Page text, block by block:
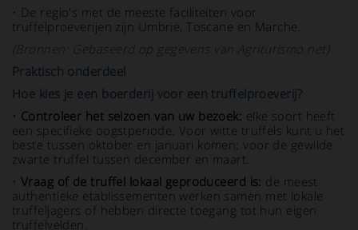
• De regio's met de meeste faciliteiten voor
truffelproeverijen zijn Umbrië, Toscane en Marche.
(Bronnen: Gebaseerd op gegevens van Agriturismo.net)
Praktisch onderdeel
Hoe kies je een boerderij voor een truffelproeverij?
• Controleer het seizoen van uw bezoek: elke soort heeft
een specifieke oogstperiode. Voor witte truffels kunt u het
beste tussen oktober en januari komen; voor de gewilde
zwarte truffel tussen december en maart.
• Vraag of de truffel lokaal geproduceerd is: de meest
authentieke etablissementen werken samen met lokale
truffeljagers of hebben directe toegang tot hun eigen
truffelvelden.